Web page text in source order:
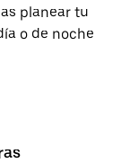
planear tu
o de noche